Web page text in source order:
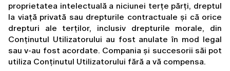
proprietatea intelectuală a niciunei terțe părți, dreptul
la viață privată sau drepturile contractuale și că orice
drepturi ale terților, inclusiv drepturile morale, din
Conținutul Utilizatorului au fost anulate în mod legal
sau v-au fost acordate. Compania și succesorii săi pot
utiliza Conținutul Utilizatorului fără a vă compensa.